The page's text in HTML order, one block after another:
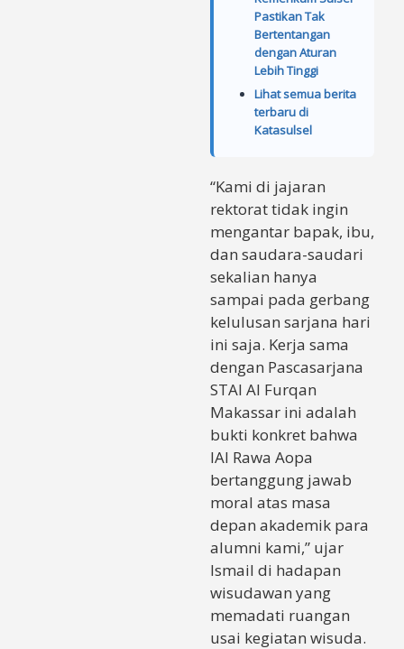
Pastikan Tak
Bertentangan
dengan Aturan
Lebih Tinggi
Lihat semua berita
terbaru di
Katasulsel
“Kami di jajaran
rektorat tidak ingin
mengantar bapak, ibu,
dan saudara-saudari
sekalian hanya
sampai pada gerbang
kelulusan sarjana hari
ini saja. Kerja sama
dengan Pascasarjana
STAI Al Furqan
Makassar ini adalah
bukti konkret bahwa
IAI Rawa Aopa
bertanggung jawab
moral atas masa
depan akademik para
alumni kami,” ujar
Ismail di hadapan
wisudawan yang
memadati ruangan
usai kegiatan wisuda.